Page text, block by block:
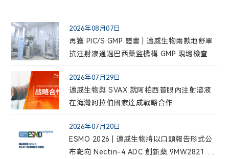
2026年08月07日
再獲 PIC/S GMP 證書 | 邁威生物兩款地舒單
抗注射液通過巴西藥監機構 GMP 現場檢查
2026年07月29日
邁威生物與 SVAX 就阿柏西普眼內注射溶液
在海灣阿拉伯國家達成戰略合作
2026年07月20日
ESMO 2026 | 邁威生物將以口頭報告形式公
布靶向 Nectin-4 ADC 創新藥 9MW2821 用